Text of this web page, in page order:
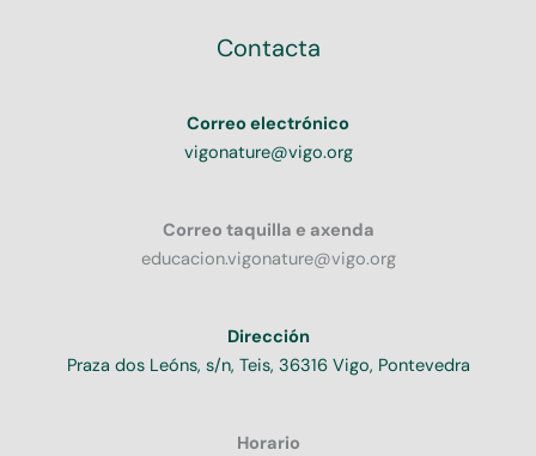
Contacta
Correo electrónico
vigonature@vigo.org
Correo taquilla e axenda
educacion.vigonature@vigo.org
Dirección
Praza dos Leóns, s/n, Teis, 36316 Vigo, Pontevedra
Horario